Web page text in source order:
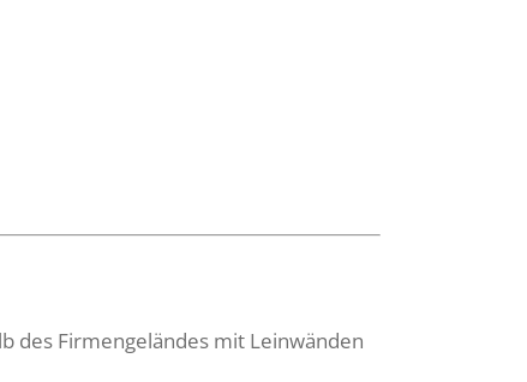
des Firmengeländes mit Leinwänden